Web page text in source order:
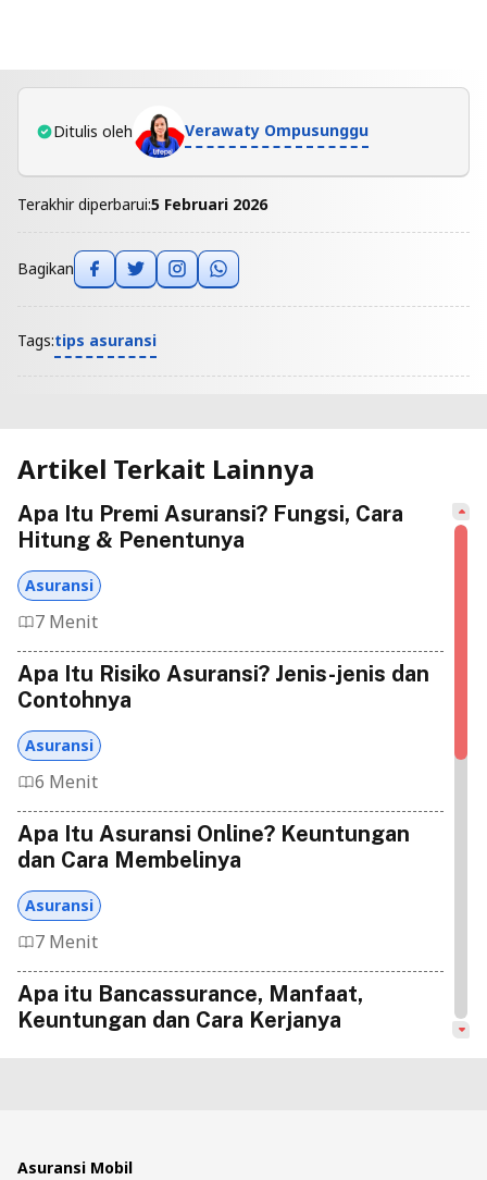
Ditulis oleh Verawaty Ompusunggu
Terakhir diperbarui:5 Februari 2026
Bagikan
Tags:tips asuransi
Artikel Terkait Lainnya
Apa Itu Premi Asuransi? Fungsi, Cara
Hitung & Penentunya
Asuransi
7 Menit
Apa Itu Risiko Asuransi? Jenis-jenis dan
Contohnya
Asuransi
6 Menit
Apa Itu Asuransi Online? Keuntungan
dan Cara Membelinya
Asuransi
7 Menit
Apa itu Bancassurance, Manfaat,
Keuntungan dan Cara Kerjanya
Asuransi Mobil